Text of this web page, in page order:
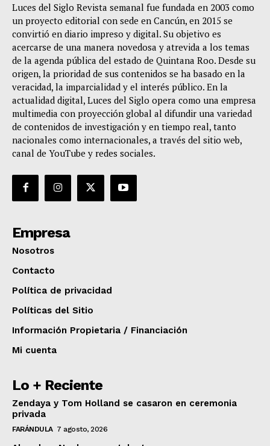
Luces del Siglo Revista semanal fue fundada en 2003 como
un proyecto editorial con sede en Cancún, en 2015 se
convirtió en diario impreso y digital. Su objetivo es
acercarse de una manera novedosa y atrevida a los temas
de la agenda pública del estado de Quintana Roo. Desde su
origen, la prioridad de sus contenidos se ha basado en la
veracidad, la imparcialidad y el interés público. En la
actualidad digital, Luces del Siglo opera como una empresa
multimedia con proyección global al difundir una variedad
de contenidos de investigación y en tiempo real, tanto
nacionales como internacionales, a través del sitio web,
canal de YouTube y redes sociales.
Empresa
Nosotros
Contacto
Política de privacidad
Políticas del Sitio
Información Propietaria / Financiación
Mi cuenta
Lo + Reciente
Zendaya y Tom Holland se casaron en ceremonia
privada
FARÁNDULA 7 agosto, 2026